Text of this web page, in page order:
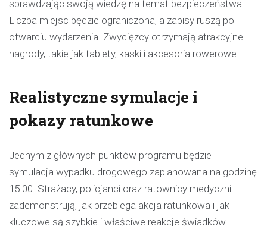
sprawdzając swoją wiedzę na temat bezpieczeństwa.
Liczba miejsc będzie ograniczona, a zapisy ruszą po
otwarciu wydarzenia. Zwycięzcy otrzymają atrakcyjne
nagrody, takie jak tablety, kaski i akcesoria rowerowe.
Realistyczne symulacje i
pokazy ratunkowe
Jednym z głównych punktów programu będzie
symulacja wypadku drogowego zaplanowana na godzinę
15:00. Strażacy, policjanci oraz ratownicy medyczni
zademonstrują, jak przebiega akcja ratunkowa i jak
kluczowe są szybkie i właściwe reakcje świadków